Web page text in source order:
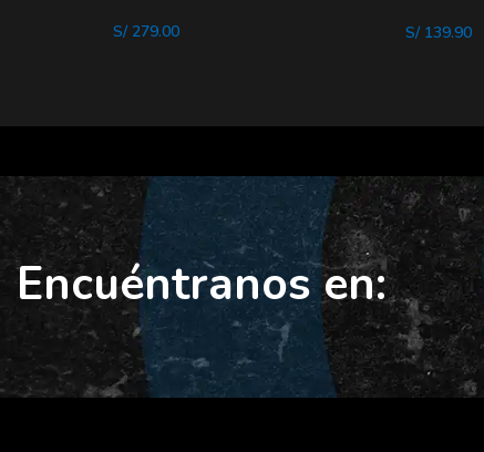
S/279.00 S/139.90
Encuéntranos en: